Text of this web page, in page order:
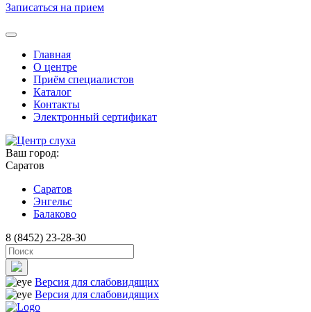
Записаться на прием
Главная
О центре
Приём специалистов
Каталог
Контакты
Электронный сертификат
Ваш город:
Саратов
Саратов
Энгельс
Балаково
8 (8452) 23-28-30
Версия для слабовидящих
Версия для слабовидящих